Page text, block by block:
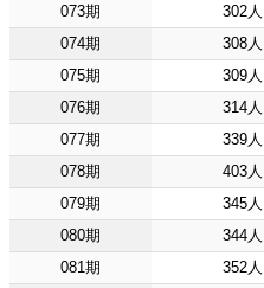
073期
302人
074期
308人
075期
309人
076期
314人
077期
339人
078期
403人
079期
345人
080期
344人
081期
352人